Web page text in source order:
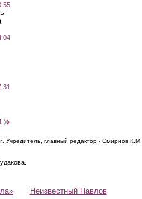
Учредитель, главный редактор - Смирнов К.М.
Неизвестный Павлов